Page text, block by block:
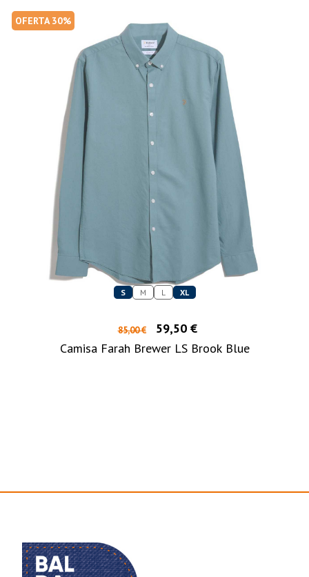
OFERTA 30%
S M L XL
85,00 €
59,50 €
Camisa Farah Brewer LS Brook Blue